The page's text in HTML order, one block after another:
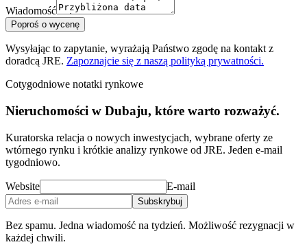
Wiadomość
Poproś o wycenę
Wysyłając to zapytanie, wyrażają Państwo zgodę na kontakt z
doradcą JRE. Zapoznajcie się z naszą polityką prywatności.
Cotygodniowe notatki rynkowe
Nieruchomości w Dubaju, które warto rozważyć.
Kuratorska relacja o nowych inwestycjach, wybrane oferty ze
wtórnego rynku i krótkie analizy rynkowe od JRE. Jeden e-mail
tygodniowo.
Website E-mail
Subskrybuj
Bez spamu. Jedna wiadomość na tydzień. Możliwość rezygnacji w
każdej chwili.